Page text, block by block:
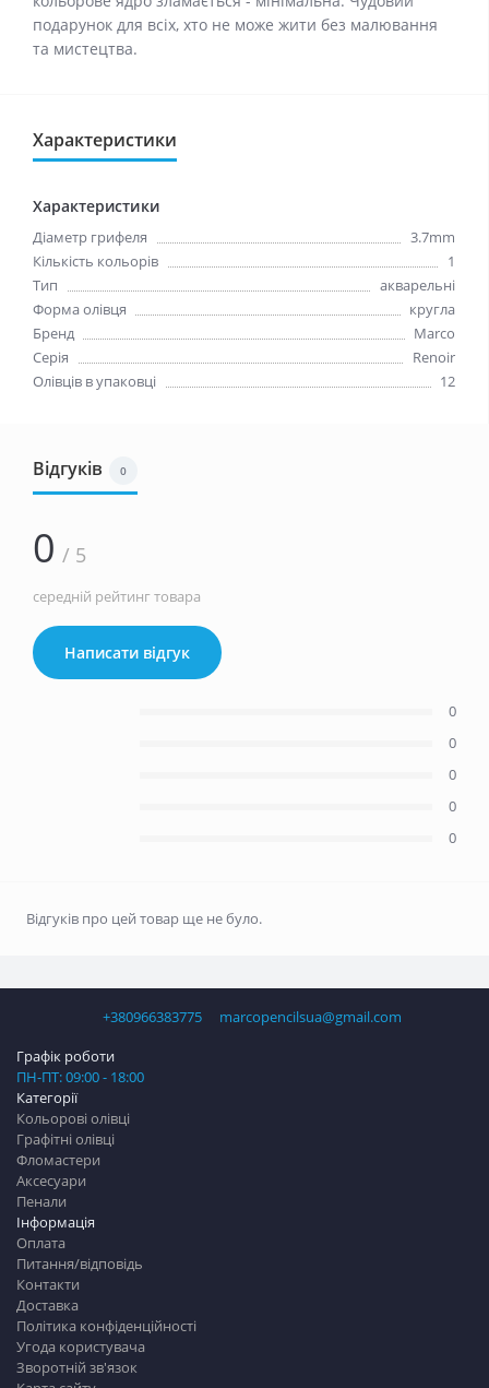
подарунок для всіх, хто не може жити без малювання
та мистецтва.
Характеристики
Характеристики
Діаметр грифеля
3.7mm
Кількість кольорів
1
Тип
акварельні
Форма олівця
кругла
Бренд
Marco
Серія
Renoir
Олівців в упаковці
12
Відгуків 0
0 / 5
середній рейтинг товара
Написати відгук
0
0
0
0
0
Відгуків про цей товар ще не було.
+380966383775 marcopencilsua@gmail.com
Категорії
Кольорові олівці
Графітні олівці
Фломастери
Аксесуари
Пенали
Інформація
Оплата
Питання/відповідь
Контакти
Доставка
Політика конфіденційності
Угода користувача
Зворотній зв'язок
Графік роботи
ПН-ПТ: 09:00 - 18:00